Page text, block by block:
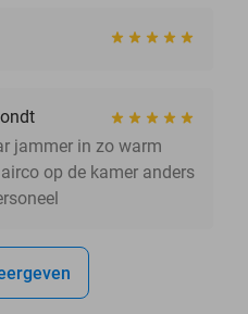
jammer in zo warm
op de kamer anders